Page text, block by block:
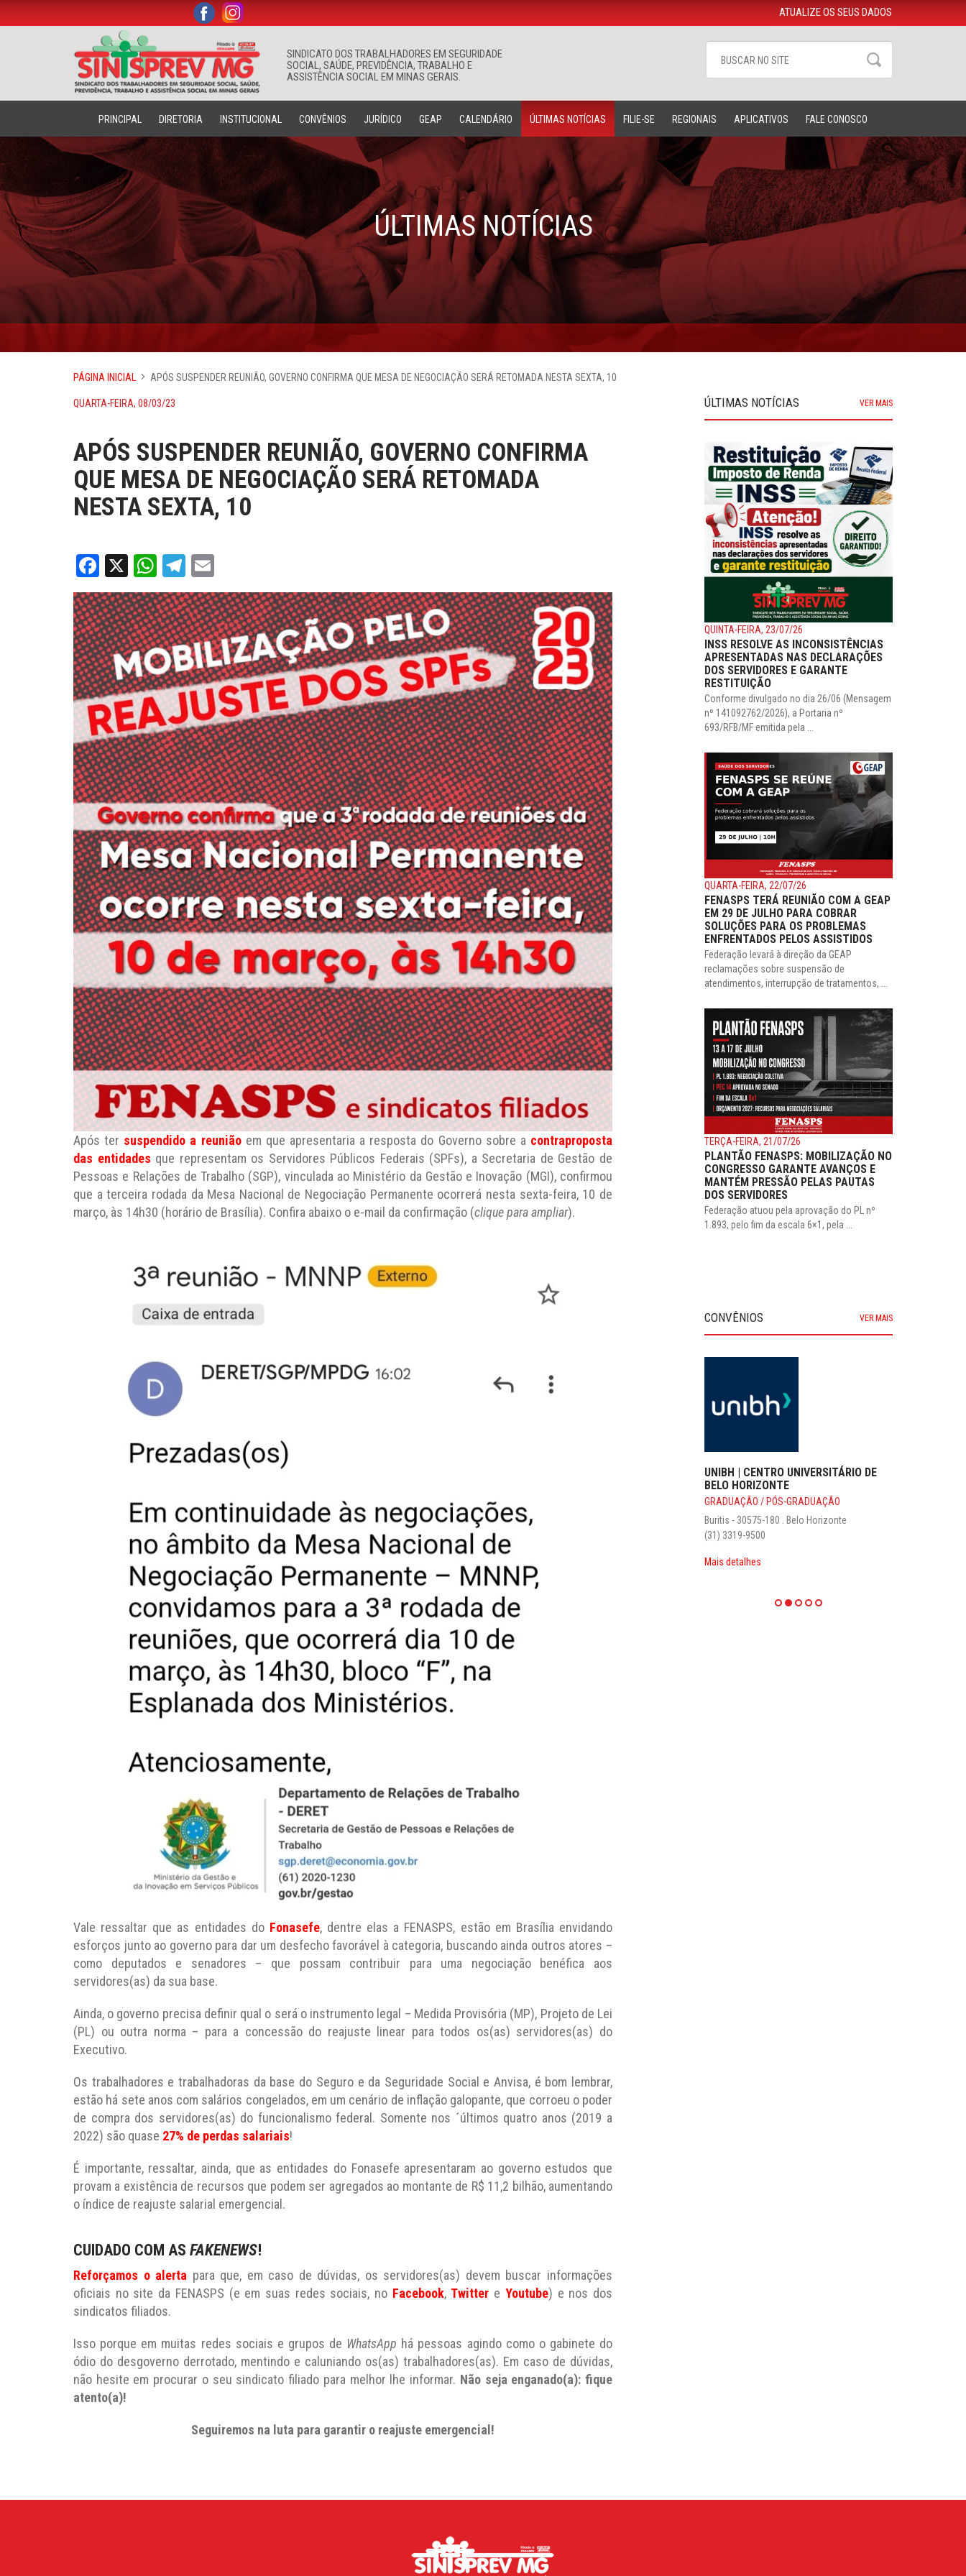
SINDICATO DOS TRABALHADORES EM SEGURIDADE
SOCIAL, SAÚDE, PREVIDÊNCIA, TRABALHO E
ASSISTÊNCIA SOCIAL EM MINAS GERAIS.
Buscar
. . ATUALIZE OS SEUS DADOS
PRINCIPAL DIRETORIA INSTITUCIONAL CONVÊNIOS JURÍDICO GEAP CALENDÁRIO ÚLTIMAS NOTÍCIAS FILIE-SE REGIONAIS APLICATIVOS FALE CONOSCO
ÚLTIMAS NOTÍCIAS
PÁGINA INICIAL APÓS SUSPENDER REUNIÃO, GOVERNO CONFIRMA QUE MESA DE NEGOCIAÇÃO SERÁ RETOMADA NESTA SEXTA, 10
QUARTA-FEIRA, 08/03/23
APÓS SUSPENDER REUNIÃO, GOVERNO CONFIRMA
QUE MESA DE NEGOCIAÇÃO SERÁ RETOMADA
NESTA SEXTA, 10
Facebook
X WhatsApp
Telegram
Após ter suspendido a reuniãoem que apresentaria a resposta do Governo sobre a contraproposta
das entidades que representam os Servidores Públicos Federais (SPFs), a Secretaria de Gestão de
Pessoas e Relações de Trabalho (SGP), vinculada ao Ministério da Gestão e Inovação (MGI), confirmou
que a terceira rodada da Mesa Nacional de Negociação Permanente ocorrerá nesta sexta-feira, 10 de
março, às 14h30 (horário de Brasília). Confira abaixo o e-mail da confirmação (clique para ampliar).
Vale ressaltar que as entidades do Fonasefe, dentre elas a FENASPS, estão em Brasília envidando
esforços junto ao governo para dar um desfecho favorável à categoria, buscando ainda outros atores –
como deputados e senadores – que possam contribuir para uma negociação benéfica aos
servidores(as) da sua base.
Ainda, o governo precisa definir qual o será o instrumento legal – Medida Provisória (MP), Projeto de Lei
(PL) ou outra norma – para a concessão do reajuste linear para todos os(as) servidores(as) do
Executivo.
Os trabalhadores e trabalhadoras da base do Seguro e da Seguridade Social e Anvisa, é bom lembrar,
estão há sete anos com salários congelados, em um cenário de inflação galopante, que corroeu o poder
de compra dos servidores(as) do funcionalismo federal. Somente nos ´últimos quatro anos (2019 a
2022) são quase 27% de perdas salariais!
É importante, ressaltar, ainda, que as entidades do Fonasefe apresentaram ao governo estudos que
provam a existência de recursos que podem ser agregados ao montante de R$ 11,2 bilhão, aumentando
o índice de reajuste salarial emergencial.
CUIDADO COM AS FAKENEWS!
Reforçamos o alerta para que, em caso de dúvidas, os servidores(as) devem buscar informações
oficiais no site da FENASPS (e em suas redes sociais, no Facebook, Twitter e Youtube) e nos dos
sindicatos filiados.
Isso porque em muitas redes sociais e grupos de WhatsApp há pessoas agindo como o gabinete do
ódio do desgoverno derrotado, mentindo e caluniando os(as) trabalhadores(as). Em caso de dúvidas,
não hesite em procurar o seu sindicato filiado para melhor lhe informar. Não seja enganado(a): fique
atento(a)!
Seguiremos na luta para garantir o reajuste emergencial!
ÚLTIMAS NOTÍCIAS VER MAIS
QUINTA-FEIRA, 23/07/26
INSS RESOLVE AS INCONSISTÊNCIAS
APRESENTADAS NAS DECLARAÇÕES
DOS SERVIDORES E GARANTE
RESTITUIÇÃO
Conforme divulgado no dia 26/06 (Mensagem
nº 141092762/2026), a Portaria nº
693/RFB/MF emitida pela ...
QUARTA-FEIRA, 22/07/26
FENASPS TERÁ REUNIÃO COM A GEAP
EM 29 DE JULHO PARA COBRAR
SOLUÇÕES PARA OS PROBLEMAS
ENFRENTADOS PELOS ASSISTIDOS
Federação levará à direção da GEAP
reclamações sobre suspensão de
atendimentos, interrupção de tratamentos, ...
TERÇA-FEIRA, 21/07/26
PLANTÃO FENASPS: MOBILIZAÇÃO NO
CONGRESSO GARANTE AVANÇOS E
MANTÉM PRESSÃO PELAS PAUTAS
DOS SERVIDORES
Federação atuou pela aprovação do PL nº
1.893, pelo fim da escala 6×1, pela ...
CONVÊNIOS VER MAIS
UNIBH | CENTRO UNIVERSITÁRIO DE
BELO HORIZONTE
GRADUAÇÃO / PÓS-GRADUAÇÃO
Buritis - 30575-180 . Belo Horizonte
(31) 3319-9500
Mais detalhes